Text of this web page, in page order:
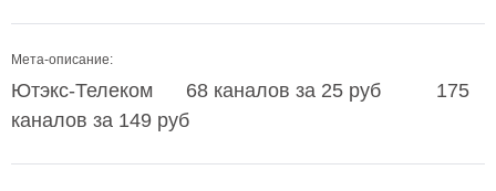
Мета-описание:
Ютэкс-Телеком 68 каналов за 25 руб 175
каналов за 149 руб